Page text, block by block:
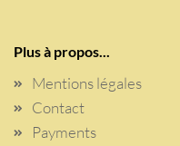
Plus à propos...
Mentions légales
Contact
Payments